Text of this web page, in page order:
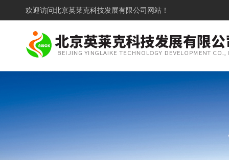
欢迎访问北京英莱克科技发展有限公司网站！